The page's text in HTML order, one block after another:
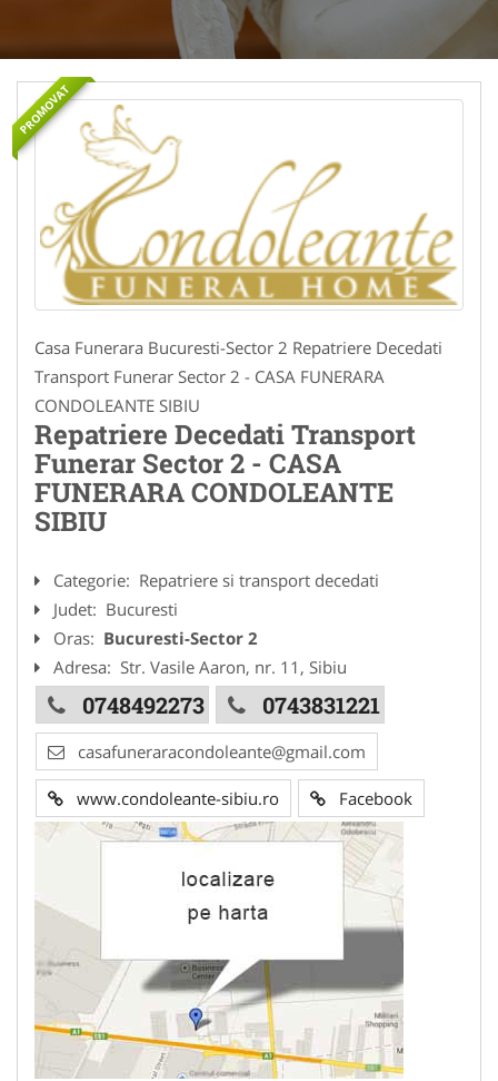
PROMOVAT
Casa Funerara Bucuresti-Sector 2 Repatriere Decedati
Transport Funerar Sector 2 - CASA FUNERARA
CONDOLEANTE SIBIU
Repatriere Decedati Transport
Funerar Sector 2 - CASA
FUNERARA CONDOLEANTE
SIBIU
Categorie: Repatriere si transport decedati
Judet: Bucuresti
Oras: Bucuresti-Sector 2
Adresa: Str. Vasile Aaron, nr. 11, Sibiu
0748492273 0743831221
casafuneraracondoleante@gmail.com
www.condoleante-sibiu.ro Facebook